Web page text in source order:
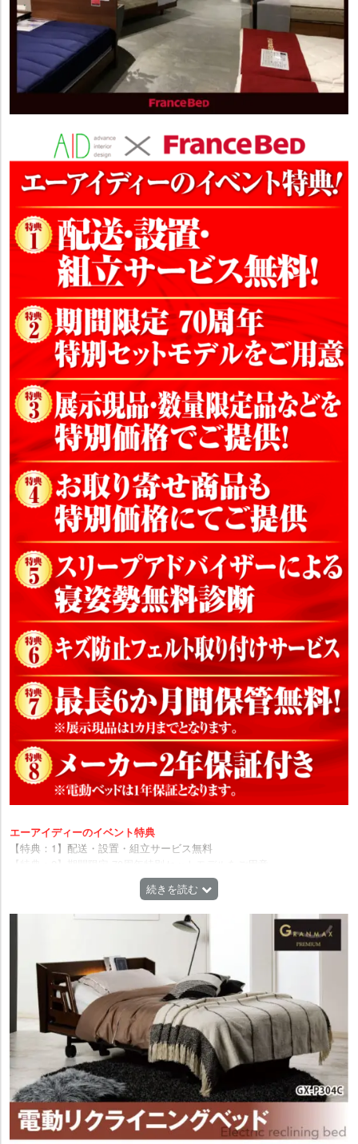
エーアイディーのイベント特典
【特典：1】配送・設置・組立サービス無料
【特典：3】展示現品・数量限定品などを特別価格でご提供
【特典：4】お取り寄せ商品も特別価格にてご提供
【特典：5】スリープアドバイザーによる寝姿勢無料診断
【特典：6】キズ防止フェルト取り付けサービス
【特典：7】最長6か月間保管無料※展示現品は1カ月までとなります。
【特典：8】メーカー2年保証付き※電動ベッドは1年保証となります。
続きを読む